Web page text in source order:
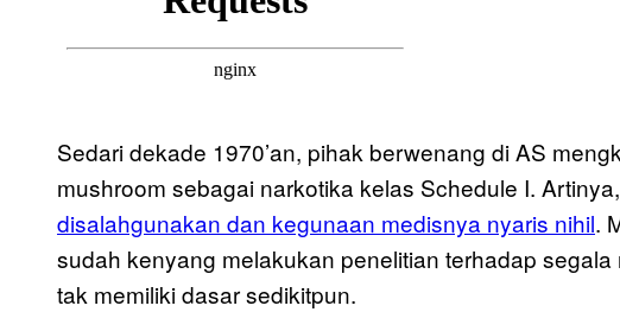
Sedari dekade 1970’an, pihak berwenang di AS
mushroom sebagai narkotika kelas Schedule I. Artinya,
disalahgunakan dan kegunaan medisnya nyaris nihil.
sudah kenyang melakukan penelitian terhadap
tak memiliki dasar sedikitpun.